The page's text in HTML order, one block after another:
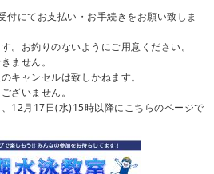
にてお支払い・お手続きをお願い致しま
。お釣りのないようにご用意ください。
ません。
キャンセルは致しかねます。
ざいません。
12月17日(水)15時以降にこちらのページで